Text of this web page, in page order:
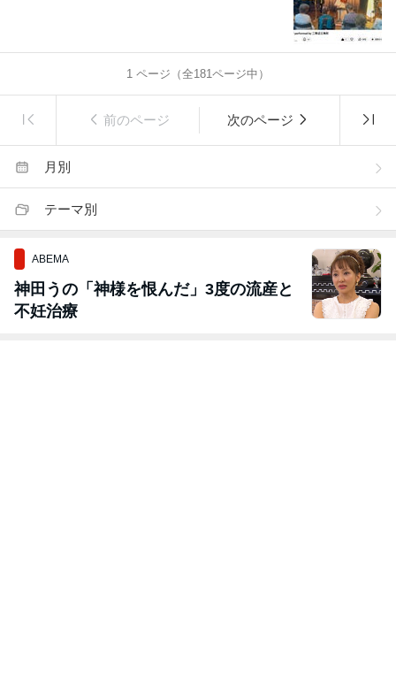
1 ページ（全181ページ中）
前のページ 次のページ
月別
テーマ別
ABEMA
神田うの「神様を恨んだ」3度の流産と
不妊治療